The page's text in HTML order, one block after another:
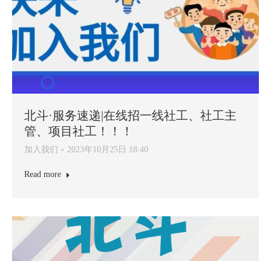
北斗·服务速递|在线招一线社工、社工主
管、项目社工！！！
加入我们 2023年10月25日 18:40
Read more